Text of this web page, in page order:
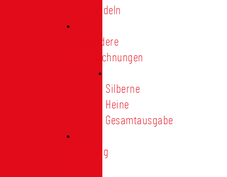
Treunadeln
Besondere
Auszeichnungen
Silberne
Heine
Gesamtausgabe
Satzung